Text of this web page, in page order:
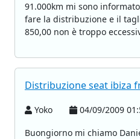
91.000km mi sono
fare la distribuzione e il
850,00 non è troppo
Distribuzione seat ibiza
Yoko 04/09/2009
Buongiorno mi chiamo